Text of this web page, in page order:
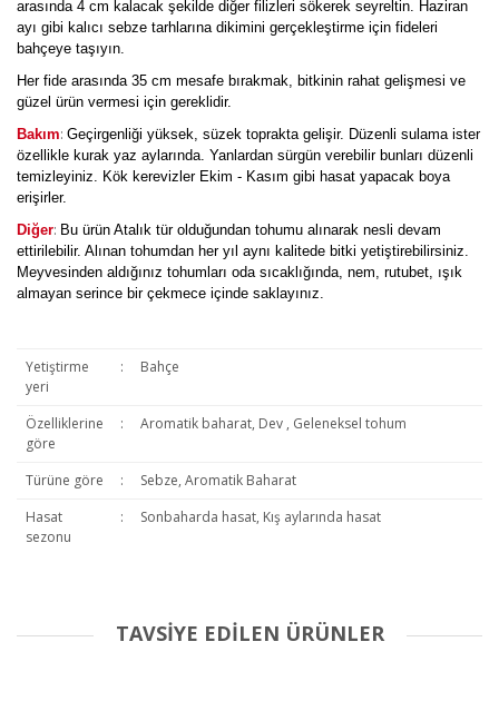
arasında 4 cm kalacak şekilde diğer filizleri sökerek seyreltin. Haziran
ayı gibi kalıcı sebze tarhlarına dikimini gerçekleştirme için fideleri
bahçeye taşıyın.
Her fide arasında 35 cm mesafe bırakmak, bitkinin rahat gelişmesi ve
güzel ürün vermesi için gereklidir.
Bakım: Geçirgenliği yüksek, süzek toprakta gelişir. Düzenli sulama ister
özellikle kurak yaz aylarında. Yanlardan sürgün verebilir bunları düzenli
temizleyiniz. Kök kerevizler Ekim - Kasım gibi hasat yapacak boya
erişirler.
Diğer: Bu ürün Atalık tür olduğundan tohumu alınarak nesli devam
ettirilebilir. Alınan tohumdan her yıl aynı kalitede bitki yetiştirebilirsiniz.
Meyvesinden aldığınız tohumları oda sıcaklığında, nem, rutubet, ışık
almayan serince bir çekmece içinde saklayınız.
Yetiştirme
yeri
: Bahçe
Özelliklerine
göre
: Aromatik baharat, Dev , Geleneksel tohum
Türüne göre :
Sebze, Aromatik Baharat
Hasat
sezonu
: Sonbaharda hasat, Kış aylarında hasat
Bu ürüne ilk yorumu siz yapın!
TAVSİYE EDİLEN ÜRÜNLER